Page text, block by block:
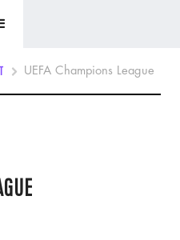
UEFA Champions League